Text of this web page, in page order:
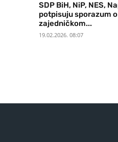
SDP BiH, NiP, NES,
potpisuju sporazum o
zajedničkom...
19.02.2026. 08:07